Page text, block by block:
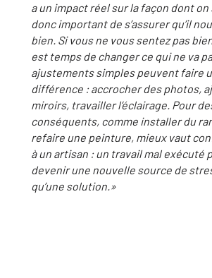
a un impact réel sur la façon dont
donc important de s’assurer qu’il
bien. Si vous ne vous sentez pas
est temps de changer ce qui ne va
ajustements simples peuvent faire
différence : accrocher des photos,
miroirs, travailler l’éclairage. Pour
conséquents, comme installer du
refaire une peinture, mieux vaut
à un artisan : un travail mal exécuté
devenir une nouvelle source de
qu’une solution.»